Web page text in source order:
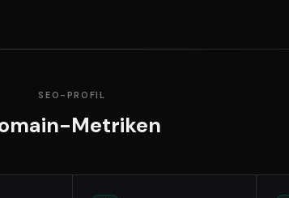
SEO-PROFIL
Metriken